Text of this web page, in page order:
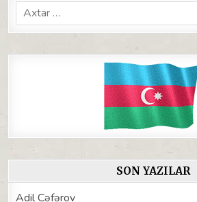
Search
for:
SON YAZILAR
Adil Cəfərov